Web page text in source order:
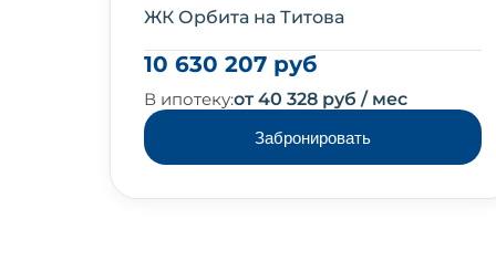
ЖК Орбита на Титова
10 630 207 руб
В ипотеку:от 40 328 руб / мес
Забронировать